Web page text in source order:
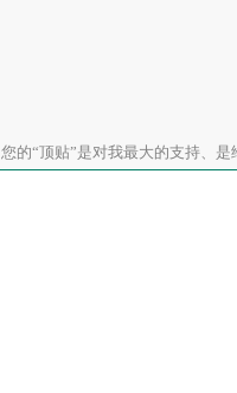
您的“顶贴”是对我最大的支持、